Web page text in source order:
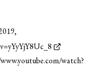
watch?